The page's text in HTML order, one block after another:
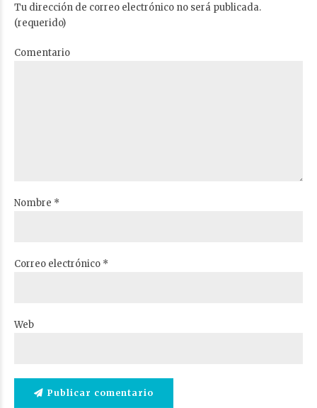
Tu dirección de correo electrónico no será publicada.
(requerido)
Comentario
Nombre *
Correo electrónico *
Web
Publicar comentario